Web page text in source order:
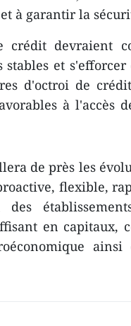
à garantir la
crédit devraient
et
d'octroi de
à l'accès
de près les
flexible,
des
en capitaux,